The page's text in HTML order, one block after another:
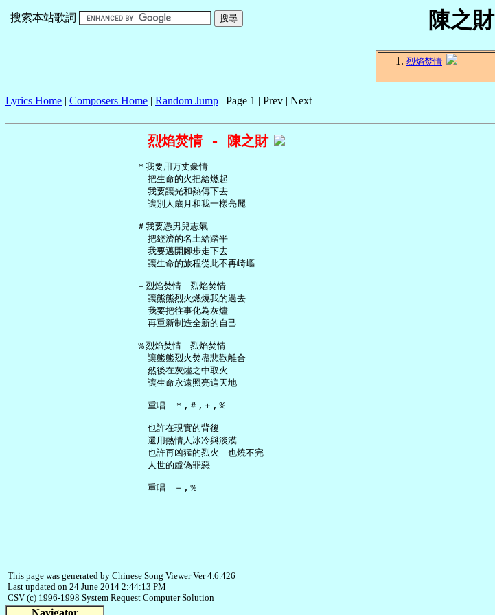
陳之財
搜索本站歌詞
烈焰焚情
Lyrics Home | Composers Home | Random Jump | Page 1 | Prev | Next
烈焰焚情 - 陳之財
   ＊我要用万丈豪情
     把生命的火把給燃起
     我要讓光和熱傳下去
     讓別人歲月和我一樣亮麗
   ＃我要憑男兒志氣
     把經濟的名土給踏平
     我要邁開腳步走下去
     讓生命的旅程從此不再崎嶇
   ＋烈焰焚情　烈焰焚情
     讓熊熊烈火燃燒我的過去
     我要把往事化為灰燼
     再重新制造全新的自己
   ％烈焰焚情　烈焰焚情
     讓熊熊烈火焚盡悲歡離合
     然後在灰燼之中取火
     讓生命永遠照亮這天地
     重唱　＊,＃,＋,％
     也許在現實的背後
     還用熱情人冰冷與淡漠
     也許再凶猛的烈火　也燒不完
     人世的虛偽罪惡
This page was generated by Chinese Song Viewer Ver 4.6.426
Last updated on 24 June 2014 2:44:13 PM
CSV (c) 1996-1998 System Request Computer Solution